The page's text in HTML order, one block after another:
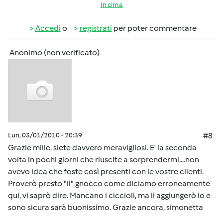
In cima
Accedi o registrati per poter commentare
Anonimo (non verificato)
Lun, 03/01/2010 - 20:39
#8
Grazie mille, siete davvero meravigliosi. E' la seconda
volta in pochi giorni che riuscite a sorprendermi....non
avevo idea che foste così presenti con le vostre clienti.
Proverò presto "il" gnocco come diciamo erroneamente
qui, vi saprò dire. Mancano i ciccioli, ma li aggiungerò io e
sono sicura sarà buonissimo. Grazie ancora, simonetta